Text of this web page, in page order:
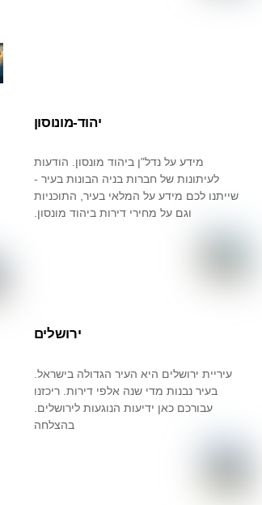
יהוד-מונוסון
מידע על נדל"ן ביהוד מונסון. הודעות
לעיתונות של חברות בניה הבונות בעיר -
שייתנו לכם מידע על המלאי בעיר, התוכניות
וגם על מחירי דירות ביהוד מונסון.
ירושלים
עיריית ירושלים היא העיר הגדולה בישראל.
בעיר נבנות מדי שנה אלפי דירות. ריכזנו
עבורכם כאן ידיעות הנוגעות לירושלים.
בהצלחה